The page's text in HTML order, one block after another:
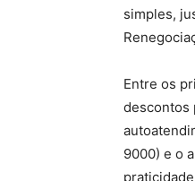
simples,
Entre os
descontos
9000) e o